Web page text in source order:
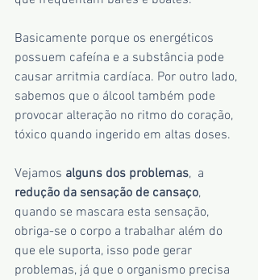
Basicamente porque os energéticos
possuem cafeína e a substância pode
causar arritmia cardíaca. Por outro lado,
sabemos que o álcool também pode
provocar alteração no ritmo do coração,
tóxico quando ingerido em altas doses.
Vejamos alguns dos problemas,  a
redução da sensação de cansaço,
quando se mascara esta sensação,
obriga-se o corpo a trabalhar além do
que ele suporta, isso pode gerar
problemas, já que o organismo precisa